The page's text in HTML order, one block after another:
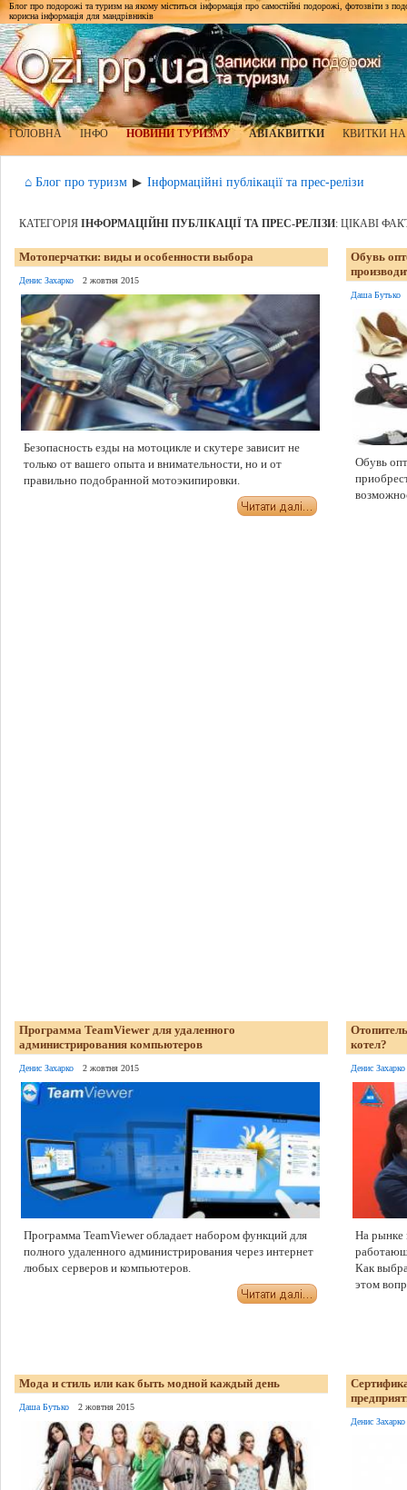
Блог про подорожі та туризм на якому міститься інформація про самостійні подорожі, фотозвіти з
корисна інформація для мандрівників
ГОЛОВНА ІНФО НОВИНИ ТУРИЗМУ АВІАКВИТКИ КВИТКИ
⌂ Блог про туризм ▶ Інформаційні публікації та прес-релізи
КАТЕГОРІЯ ІНФОРМАЦІЙНІ ПУБЛІКАЦІЇ ТА ПРЕС-РЕЛІЗИ: ЦІКАВІ
Мотоперчатки: виды и особенности выбора
Денис Захарко 2 жовтня 2015
Безопасность езды на мотоцикле и скутере зависит не
только от вашего опыта и внимательности, но и от
правильно подобранной мотоэкипировки.
Обувь
Даша Бутько
Обувь
Программа TeamViewer для удаленного
администрирования компьютеров
Денис Захарко 2 жовтня 2015
Программа TeamViewer обладает набором функций для
полного удаленного администрирования через интернет
любых серверов и компьютеров.
котел?
Денис Захарко
На рынке
Как
этом
Мода и стиль или как быть модной каждый день
Даша Бутько 2 жовтня 2015
Денис Захарко